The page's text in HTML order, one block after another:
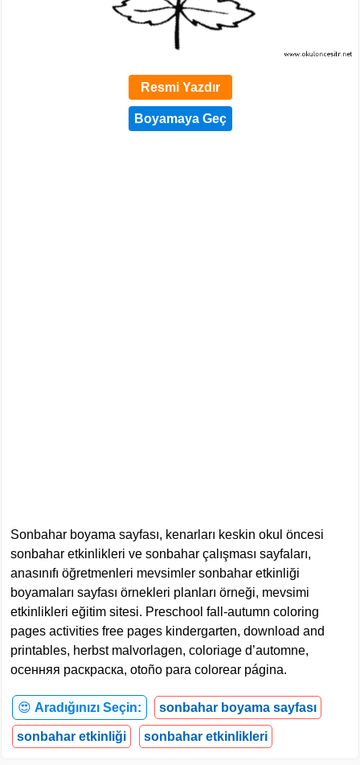
Resmi Yazdır
Sonbahar boyama sayfası, kenarları keskin okul öncesi
sonbahar etkinlikleri ve sonbahar çalışması sayfaları,
anasınıfı öğretmenleri mevsimler sonbahar etkinliği
boyamaları sayfası örnekleri planları örneği, mevsimi
etkinlikleri eğitim sitesi. Preschool fall-autumn coloring
pages activities free pages kindergarten, download and
printables, herbst malvorlagen, coloriage d’automne,
осенняя раскраска, otoño para colorear página.
😍 Aradığınızı Seçin: sonbahar boyama sayfası
sonbahar etkinliği sonbahar etkinlikleri